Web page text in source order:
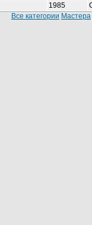
1985
Все категории Мастера